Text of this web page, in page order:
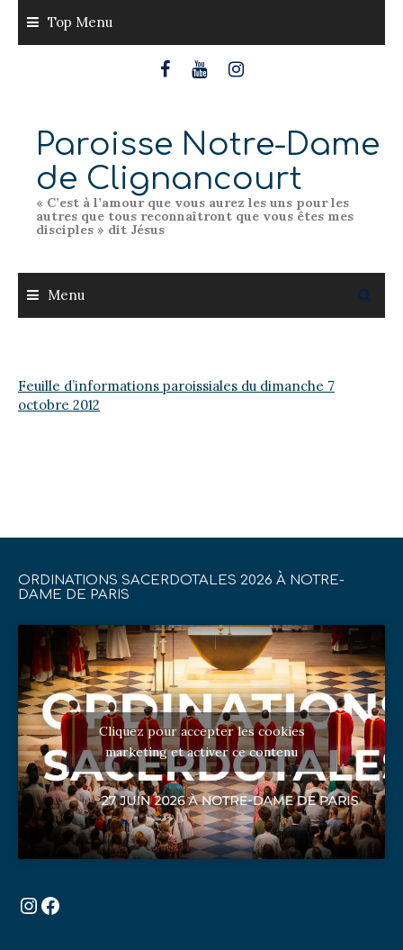
content
Top Menu
Paroisse Notre-Dame
de Clignancourt
« C’est à l’amour que vous aurez les uns pour les
autres que tous reconnaîtront que vous êtes mes
disciples » dit Jésus
Menu
Feuille d’informations paroissiales du dimanche 7
octobre 2012
ORDINATIONS SACERDOTALES 2026 À NOTRE-
DAME DE PARIS
Cliquez pour accepter les cookies
marketing et activer ce contenu
Instagram
Facebook